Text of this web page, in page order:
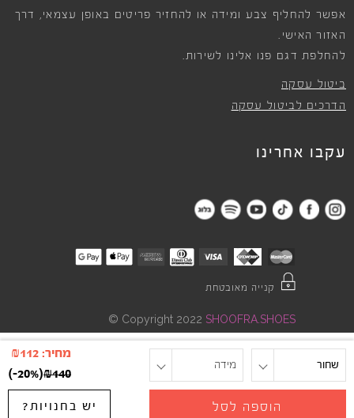
שחור מידה
מחיר: ₪112
₪140
(
-20%
)
הוספה לסל יש בחנויות?
אפשר להחליף צבע ומידה או להחזיר פריטים באופן עצמאי, דרך
האזור האישי.
להחלפת דגם פנו אלינו לשירות.
ביטול עסקה
הדרכים לביטול עסקה
עקבו אחרינו
קנייה מאובטחת
Copyright 2022 SHOOFRA.SHOES
©